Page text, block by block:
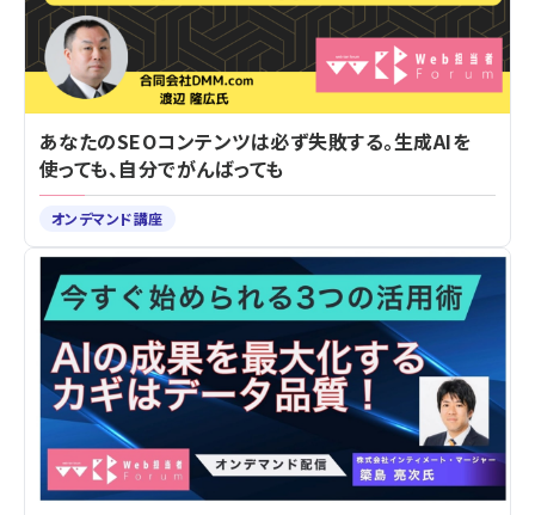
あなたのSEOコンテンツは必ず失敗する。生成AIを
使っても、自分でがんばっても
オンデマンド講座